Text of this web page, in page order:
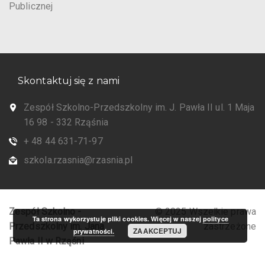
Publicznej
Skontaktuj się z nami
Zespół Szkolno-Przedszkolny im. J. Pawła II ul. 1 Maja
16 98 - 332 Rząśnia
+ 48 44 631-71-97
szkola.rzasnia@rzasnia.pl
Zespół Szkolno -
Przedszkolny im. Jana
Pawła II w Rząśni
© 2025 Wszelkie prawa
zastrzeżone
Ta strona wykorzystuje pliki cookies. Więcej w naszej polityce
prywatności.
ZAAKCEPTUJ